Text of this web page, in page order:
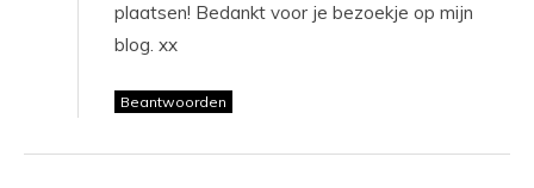
plaatsen! Bedankt voor je bezoekje op mijn
blog. xx
Beantwoorden